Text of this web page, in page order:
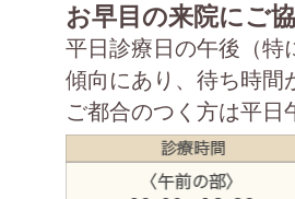
お早目の来院にご
平日診療日の午後（特
傾向にあり、待ち時間
ご都合のつく方は平日